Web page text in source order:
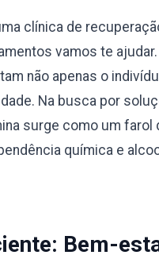
clínica de
vamos te
não apenas o
Na busca por
surge como um
química e
Bem-